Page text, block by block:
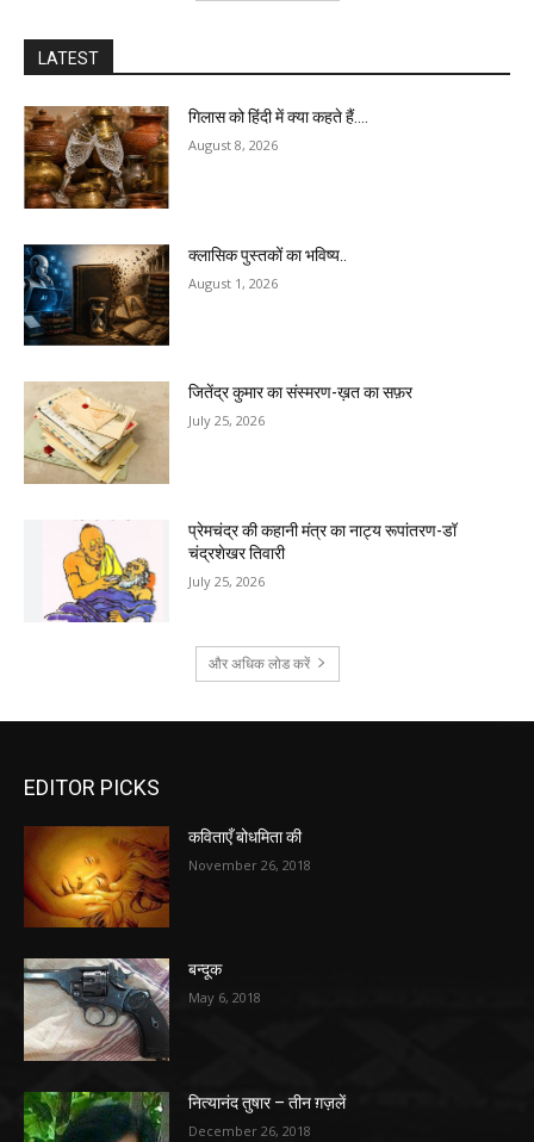
LATEST
गिलास को हिंदी में क्या कहते हैं….
August 8, 2026
क्लासिक पुस्तकों का भविष्य..
August 1, 2026
जितेंद्र कुमार का संस्मरण-ख़त का सफ़र
July 25, 2026
प्रेमचंद्र की कहानी मंत्र का नाट्य रूपांतरण-डॉ
चंद्रशेखर तिवारी
July 25, 2026
और अधिक लोड करें
EDITOR PICKS
कविताएँ बोधमिता की
November 26, 2018
बन्दूक
May 6, 2018
नित्यानंद तुषार – तीन ग़ज़लें
December 26, 2018